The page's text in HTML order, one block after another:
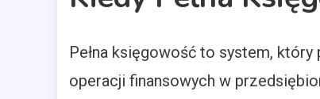
Pełna księgowość to system,
operacji finansowych w